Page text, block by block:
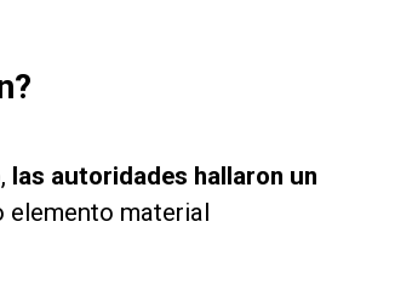
las autoridades hallaron un
elemento material